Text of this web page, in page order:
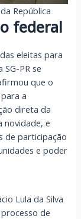
República
federal
eleitas para
PR se
que o
a
direta da
novidade, e
de participação
e poder
Lula da Silva
de